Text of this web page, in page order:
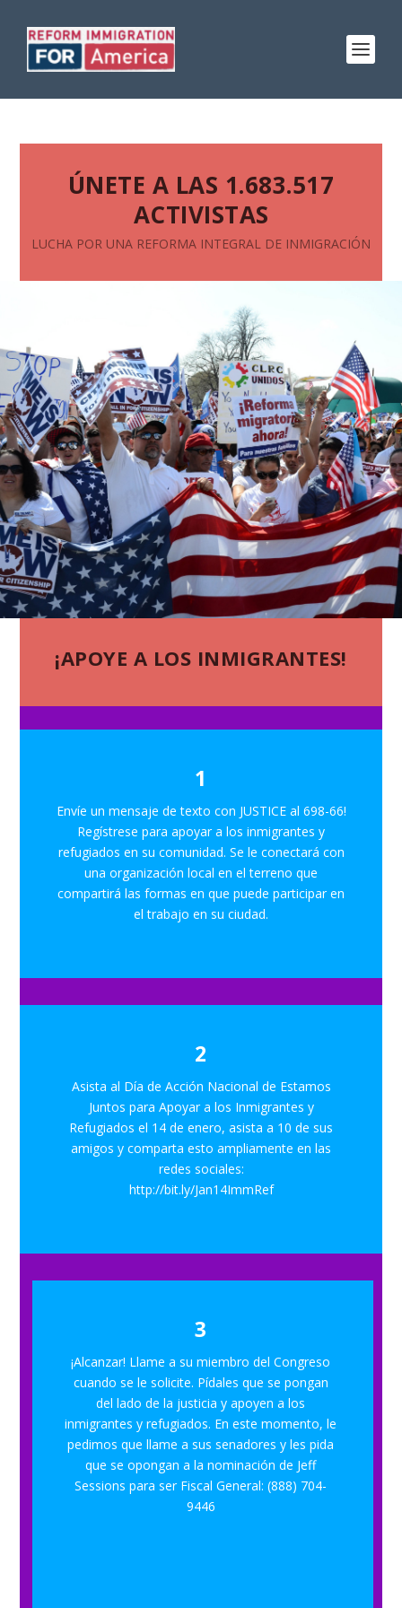
ÚNETE A LAS 1.683.517
ACTIVISTAS
LUCHA POR UNA REFORMA INTEGRAL DE INMIGRACIÓN
¡APOYE A LOS INMIGRANTES!
1
Envíe un mensaje de texto con JUSTICE al 698-66!
Regístrese para apoyar a los inmigrantes y
refugiados en su comunidad. Se le conectará con
una organización local en el terreno que
compartirá las formas en que puede participar en
el trabajo en su ciudad.
2
Asista al Día de Acción Nacional de Estamos
Juntos para Apoyar a los Inmigrantes y
Refugiados el 14 de enero, asista a 10 de sus
amigos y comparta esto ampliamente en las
redes sociales:
http://bit.ly/Jan14ImmRef
3
¡Alcanzar! Llame a su miembro del Congreso
cuando se le solicite. Pídales que se pongan
del lado de la justicia y apoyen a los
inmigrantes y refugiados. En este momento, le
pedimos que llame a sus senadores y les pida
que se opongan a la nominación de Jeff
Sessions para ser Fiscal General: (888) 704-
9446